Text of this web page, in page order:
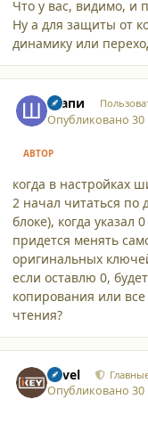
Что у вас, видимо, и
Ну а для защиты от
динамику или
Шапи
Опубликовано30
АВТОР
когда в настройках
2 начал читаться по
блоке), когда
придется менять
оригинальных
если оставлю 0,
копирования или
чтения?
Pavel
Опубликовано30